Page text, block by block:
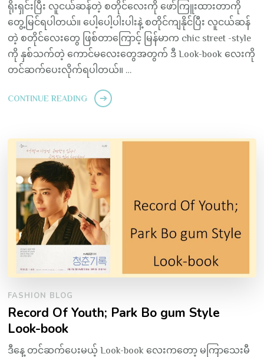
ရိုးရှင်းပြီး လူငယ်ဆန်တဲ့ စတိုင်လေးကို ဖော်ကြူးထားတာကို
တွေ့မြင်ရပါတယ်။ ပေါ့ပေါ့ပါးပါးနဲ့ စတိုင်ကျနိုင်ပြီး လူငယ်ဆန်
တဲ့ စတိုင်လေးတွေ ဖြစ်တာကြောင့် မြန်မာက chic street -style
ကို နှစ်သက်တဲ့ ကောင်မလေးတွေအတွက် ဒီ Look-book လေးကို
တင်ဆက်ပေးလိုက်ရပါတယ်။ …
CONTINUE READING
FASHION BLOG
Record Of Youth; Park Bo gum Style
Look-book
ဒီနေ့ တင်ဆက်ပေးမယ့် Look-book လေးကတော့ မကြာသေးမီ